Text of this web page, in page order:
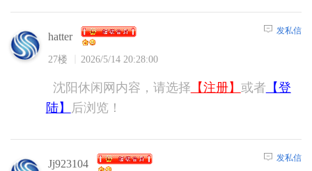
hatter
27楼 2026/5/14 20:28:00
发私信
沈阳休闲网内容，请选择 【注册】 或者 【登
陆】
后浏览！
Jj923104 发私信